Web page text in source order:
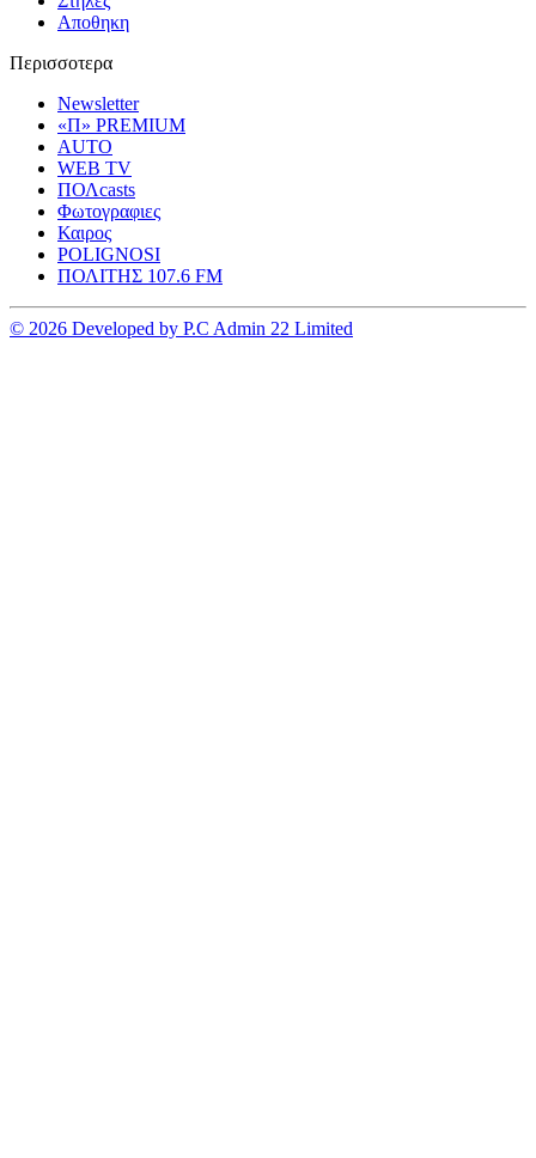
Αποθηκη
Περισσοτερα
Newsletter
«Π» PREMIUM
AUTO
WEB TV
ΠΟΛcasts
Φωτογραφιες
Καιρος
POLIGNOSI
ΠΟΛΙΤΗΣ 107.6 FM
© 2026 Developed by P.C Admin 22 Limited